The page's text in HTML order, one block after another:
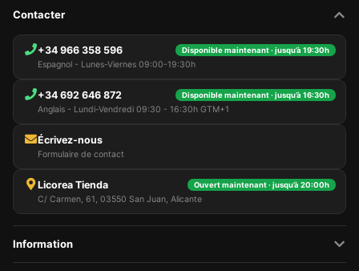
Contacter
+34 966 358 596 Disponible maintenant · jusqu’à 19:30h
Espagnol - Lunes-Viernes 09:00-19:30h
+34 692 646 872 Disponible maintenant · jusqu’à 16:30h
Anglais - Lundi-Vendredi 09:30 - 16:30h GTM+1
Écrivez-nous
Formulaire de contact
Licorea Tienda Ouvert maintenant · jusqu’à 20:00h
C/ Carmen, 61, 03550 San Juan, Alicante
Information